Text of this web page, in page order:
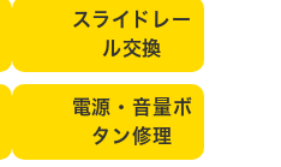
スライドレー
ル交換
電源・音量ボ
タン修理